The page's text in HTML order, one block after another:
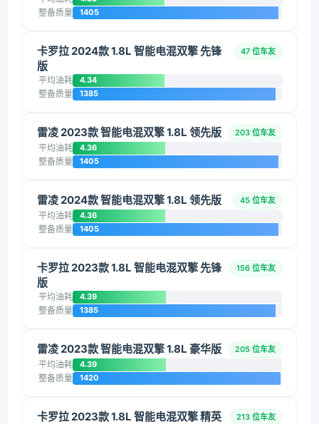
整备质量 1405
卡罗拉 2024款 1.8L 智能电混双擎 先锋
版
47 位车友
平均油耗 4.34
整备质量 1385
雷凌 2023款 智能电混双擎 1.8L 领先版 203 位车友
平均油耗 4.36
整备质量 1405
雷凌 2024款 智能电混双擎 1.8L 领先版 45 位车友
平均油耗 4.36
整备质量 1405
卡罗拉 2023款 1.8L 智能电混双擎 先锋
版
156 位车友
平均油耗 4.39
整备质量 1385
雷凌 2023款 智能电混双擎 1.8L 豪华版 205 位车友
平均油耗 4.39
整备质量 1420
卡罗拉 2023款 1.8L 智能电混双擎 精英
213 位车友